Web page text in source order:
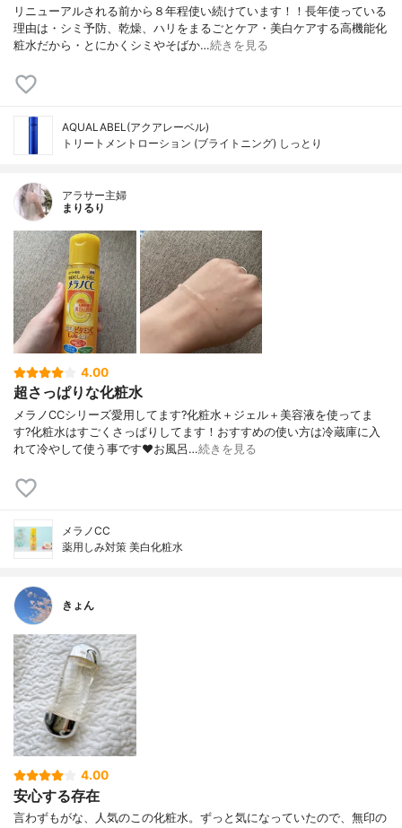
リニューアルされる前から８年程使い続けています！！長年使っている
理由は・シミ予防、乾燥、ハリをまるごとケア・美白ケアする高機能化
粧水だから・とにかくシミやそばか…続きを見る
AQUALABEL(アクアレーベル)
トリートメントローション (ブライトニング) しっとり
アラサー主婦
まりるり
4.00
超さっぱりな化粧水
メラノCCシリーズ愛用してます?化粧水＋ジェル＋美容液を使ってま
す?化粧水はすごくさっぱりしてます！おすすめの使い方は冷蔵庫に入
れて冷やして使う事です❤️お風呂…続きを見る
メラノCC
薬用しみ対策 美白化粧水
きょん
4.00
安心する存在
言わずもがな、人気のこの化粧水。ずっと気になっていたので、無印の